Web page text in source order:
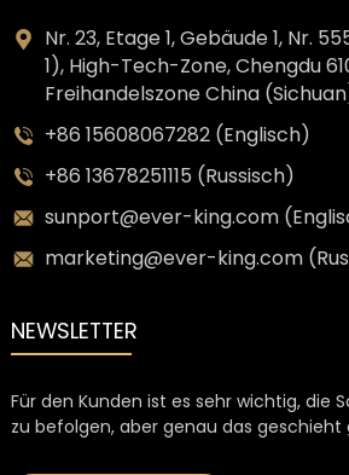
Nr. 23, Etage 1, Gebäude 1, Nr.
1), High-Tech-Zone, Chengdu
Freihandelszone China
+86 15608067282 (Englisch)
+86 13678251115 (Russisch)
sunport@ever-king.com
marketing@ever-king.com
NEWSLETTER
Für den Kunden ist es sehr wichtig, die
zu befolgen, aber genau das geschieht